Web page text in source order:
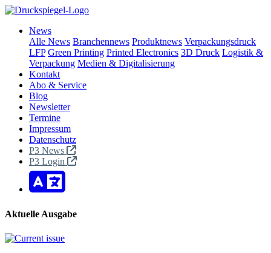
News
Alle News Branchennews Produktnews Verpackungsdruck
LFP Green Printing Printed Electronics 3D Druck Logistik &
Verpackung Medien & Digitalisierung
Kontakt
Abo & Service
Blog
Newsletter
Termine
Impressum
Datenschutz
P3 News
P3 Login
Aktuelle Ausgabe